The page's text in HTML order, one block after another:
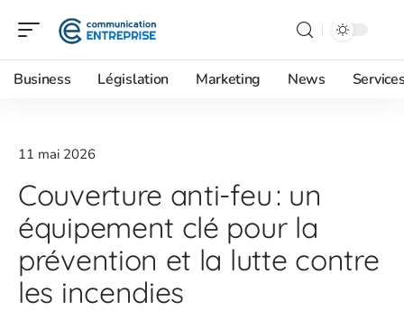
Business Législation Marketing News
11 mai 2026
Couverture anti-feu : un
équipement clé pour la
prévention et la lutte contre
les incendies